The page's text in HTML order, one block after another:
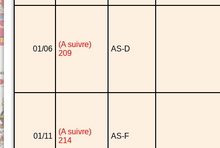
01/06
(A suivre)
209
AS-D
01/11
(A suivre)
214
AS-F